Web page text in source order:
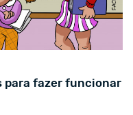
para fazer funcionar